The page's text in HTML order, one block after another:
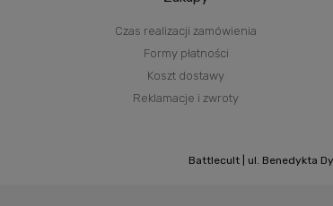
Czas realizacji zamówienia
Formy płatności
Koszt dostawy
Reklamacje i zwroty
Battlecult | ul. Benedykta